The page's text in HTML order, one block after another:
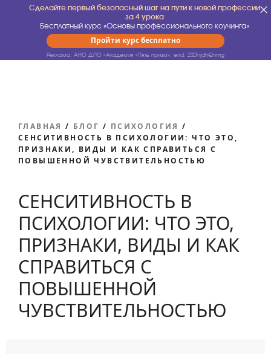
Сделайте первый безопасный шаг на пути к новой профессии
за 4 урока
Бесплатный курс «Основы профессионального коучинга»
Пройти курс бесплатно
Реклама. АНО ДПО «Академия «Пять призм». erid: 2SDnjdhQnmg
ГЛАВНАЯ / БЛОГ / ПСИХОЛОГИЯ /
СЕНСИТИВНОСТЬ В ПСИХОЛОГИИ: ЧТО ЭТО,
ПРИЗНАКИ, ВИДЫ И КАК СПРАВИТЬСЯ С
ПОВЫШЕННОЙ ЧУВСТВИТЕЛЬНОСТЬЮ
СЕНСИТИВНОСТЬ В
ПСИХОЛОГИИ: ЧТО ЭТО,
ПРИЗНАКИ, ВИДЫ И КАК
СПРАВИТЬСЯ С
ПОВЫШЕННОЙ
ЧУВСТВИТЕЛЬНОСТЬЮ